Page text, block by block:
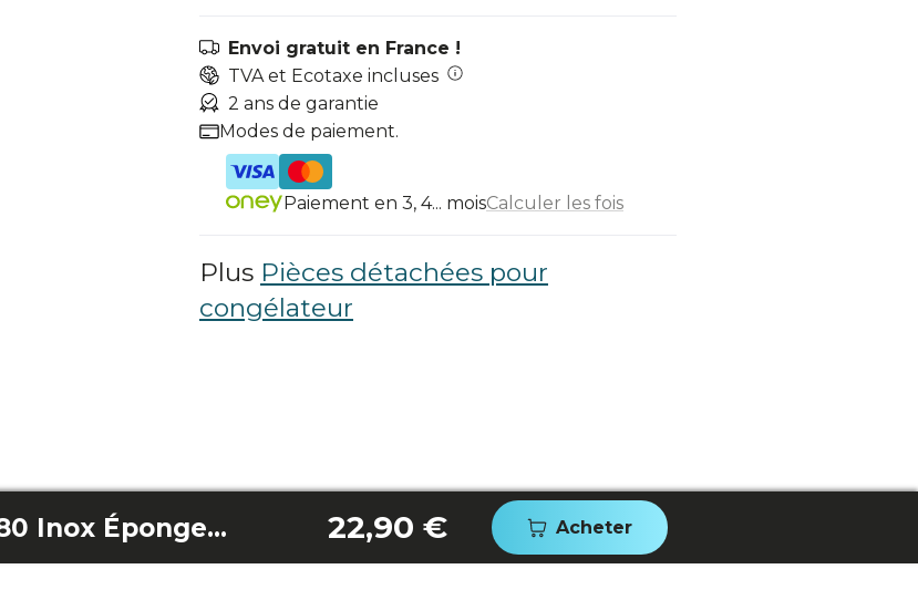
Envoi gratuit en France !
TVA et Ecotaxe incluses
2 ans de garantie
Modes de paiement.
Paiement en 3, 4... moisCalculer les fois
Plus Pièces détachées pour
congélateur
Bolero Coolmarket Uf 380 Inox Éponge crantée / Bolero Coolmarket Uf 380 Inox D 22,90 € Acheter